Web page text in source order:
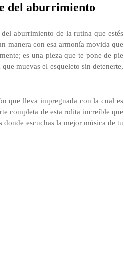
del aburrimiento
aburrimiento de la rutina que estés
manera con esa armonía movida que
es una pieza que te pone de pie
muevas el esqueleto sin detenerte,
que lleva impregnada con la cual es
completa de esta rolita increíble que
escuchas la mejor música de tu